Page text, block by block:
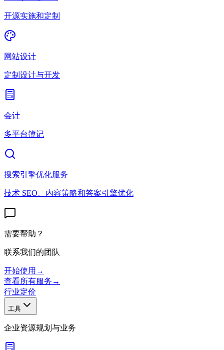
开源实施和定制
网站设计
定制设计与开发
会计
多平台簿记
搜索引擎优化服务
技术 SEO、内容策略和答案引擎优化
需要帮助？
联系我们的团队
开始使用 →
查看所有服务 →
行业定价
工具
企业资源规划与业务